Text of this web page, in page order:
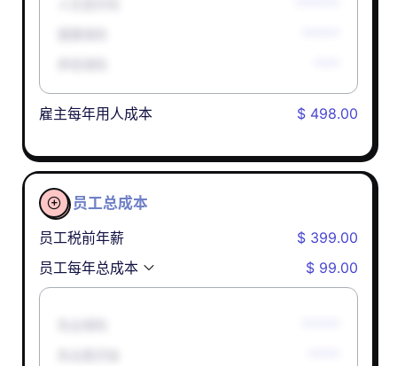
雇主每年用人成本 $ 498.00

员工总成本
员工税前年薪
$ 399.00
员工每年总成本
$ 99.00